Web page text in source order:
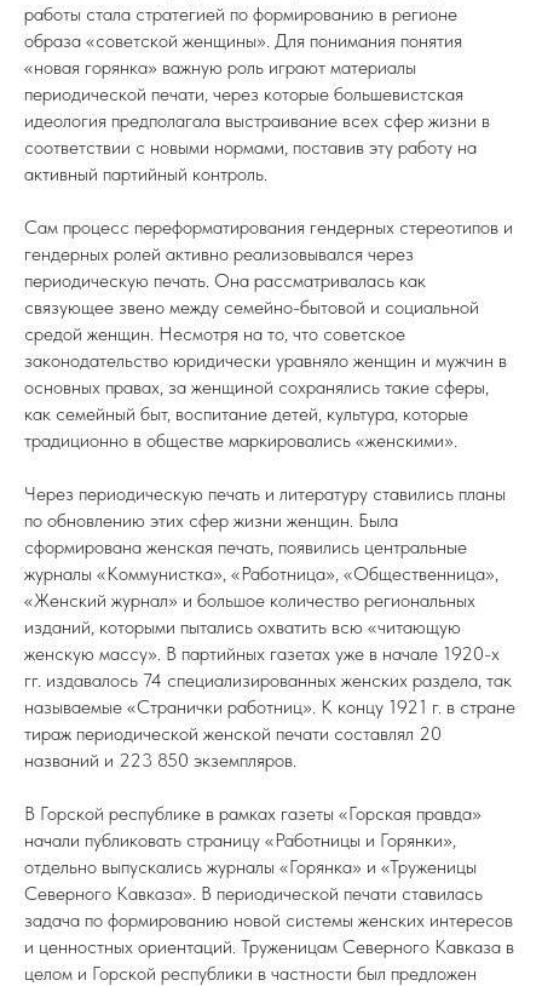
работы стала стратегией по формированию в регионе
образа «советской женщины». Для понимания понятия
«новая горянка» важную роль играют материалы
периодической печати, через которые большевистская
идеология предполагала выстраивание всех сфер жизни в
соответствии с новыми нормами, поставив эту работу на
активный партийный контроль.
Сам процесс переформатирования гендерных стереотипов и
гендерных ролей активно реализовывался через
периодическую печать. Она рассматривалась как
связующее звено между семейно-бытовой и социальной
средой женщин. Несмотря на то, что советское
законодательство юридически уравняло женщин и мужчин в
основных правах, за женщиной сохранялись такие сферы,
как семейный быт, воспитание детей, культура, которые
традиционно в обществе маркировались «женскими».
Через периодическую печать и литературу ставились планы
по обновлению этих сфер жизни женщин. Была
сформирована женская печать, появились центральные
журналы «Коммунистка», «Работница», «Общественница»,
«Женский журнал» и большое количество региональных
изданий, которыми пытались охватить всю «читающую
женскую массу». В партийных газетах уже в начале 1920-х
гг. издавалось 74 специализированных женских раздела, так
называемые «Странички работниц». К концу 1921 г. в стране
тираж периодической женской печати составлял 20
названий и 223 850 экземпляров.
В Горской республике в рамках газеты «Горская правда»
начали публиковать страницу «Работницы и Горянки»,
отдельно выпускались журналы «Горянка» и «Труженицы
Северного Кавказа». В периодической печати ставилась
задача по формированию новой системы женских интересов
и ценностных ориентаций. Труженицам Северного Кавказа в
целом и Горской республики в частности был предложен